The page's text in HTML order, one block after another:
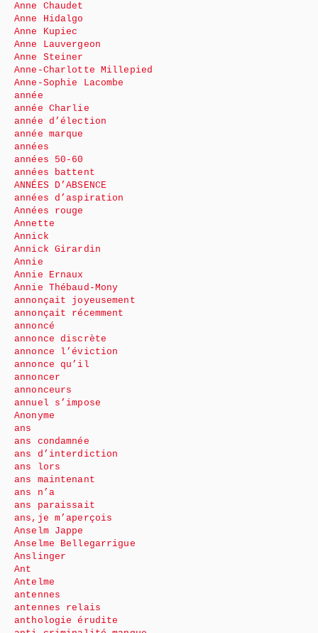
Anne Chaudet
Anne Hidalgo
Anne Kupiec
Anne Lauvergeon
Anne Steiner
Anne-Charlotte Millepied
Anne-Sophie Lacombe
année
année Charlie
année d’élection
année marque
années
années 50-60
années battent
ANNÉES D’ABSENCE
années d’aspiration
Années rouge
Annette
Annick
Annick Girardin
Annie
Annie Ernaux
Annie Thébaud-Mony
annonçait joyeusement
annonçait récemment
annoncé
annonce discrète
annonce l’éviction
annonce qu’il
annoncer
annonceurs
annuel s’impose
Anonyme
ans
ans condamnée
ans d’interdiction
ans lors
ans maintenant
ans n’a
ans paraissait
ans,je m’aperçois
Anselm Jappe
Anselme Bellegarrigue
Anslinger
Ant
Antelme
antennes
antennes relais
anthologie érudite